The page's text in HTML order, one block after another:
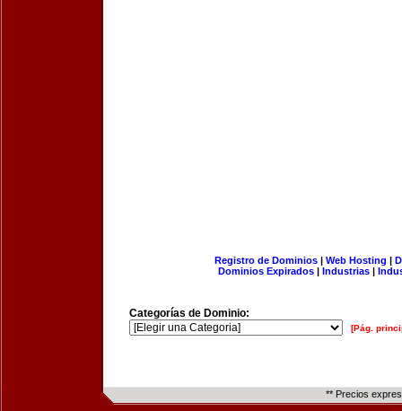
Registro de Dominios| Web Hosting |
Dominios Expirados | Industrias |
Categorías de Dominio:
[Pág.
** Precios